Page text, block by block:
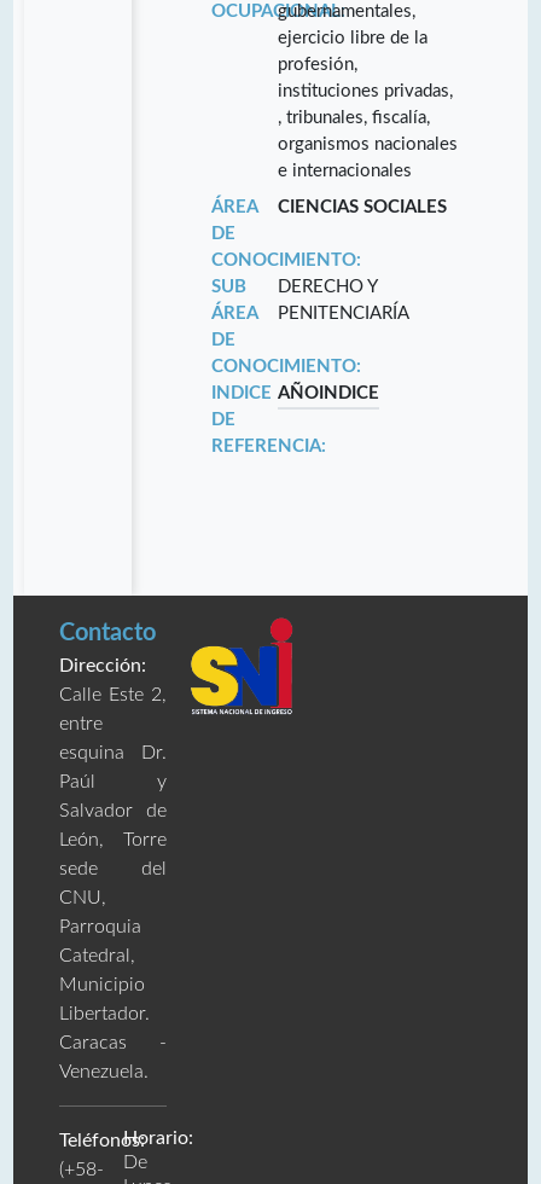
OCUPACIONAL:gubernamentales,
ejercicio libre de la
profesión,
instituciones privadas,
, tribunales, fiscalía,
organismos nacionales
e internacionales
ÁREA
DE
CONOCIMIENTO:
CIENCIAS SOCIALES
SUB
ÁREA
DE
CONOCIMIENTO:
DERECHO Y
PENITENCIARÍA
INDICE
DE
REFERENCIA:
AÑO INDICE
Contacto
Dirección:
Calle Este 2,
entre
esquina Dr.
Paúl y
Salvador de
León, Torre
sede del
CNU,
Parroquia
Catedral,
Municipio
Libertador.
Caracas -
Venezuela.
Teléfonos:
(+58-
Horario:
De